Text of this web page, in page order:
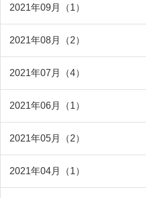
2021年09月（1）
2021年08月（2）
2021年07月（4）
2021年06月（1）
2021年05月（2）
2021年04月（1）